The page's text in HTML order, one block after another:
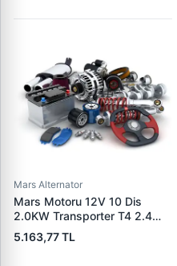
Mars Alternator
Mars Motoru 12V 10 Dis
2.0KW Transporter T4 2.4
2.5TDI 91>04 (Bosch Type) |
CARGO F032113387 | OEM
5.163,77 TL